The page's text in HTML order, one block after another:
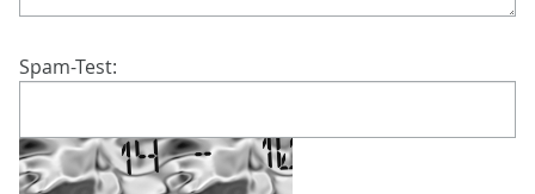
Spam-Test: